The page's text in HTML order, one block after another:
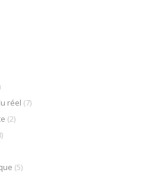
réel (7)
(2)
(5)